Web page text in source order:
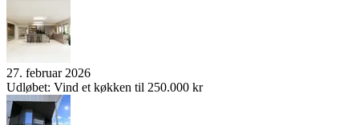
27. februar 2026
Udløbet: Vind et køkken til 250.000 kr